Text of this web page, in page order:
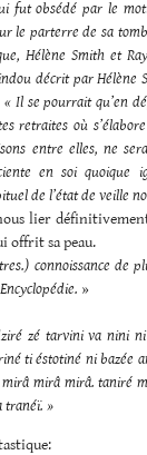
fut obsédé par le
le parterre de sa
Hélène Smith et
décrit par
Il se pourrait qu’en
retraites où
entre elles, ne
en soi quoique
de l’état de veille
lier
offrit sa peau.
connoissance de
»
zé tarvini va nini
ti éstotiné ni bazée
mirâ mirâ. taniré
tranéï. »